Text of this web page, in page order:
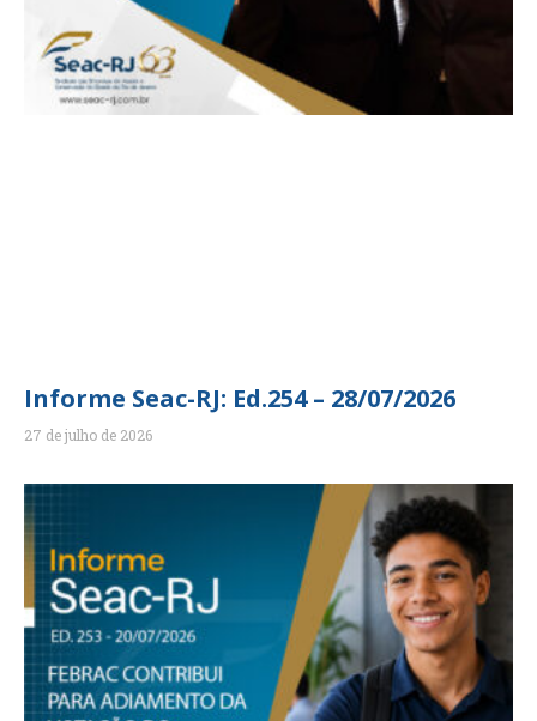
Informe Seac-RJ: Ed.254 – 28/07/2026
27 de julho de 2026